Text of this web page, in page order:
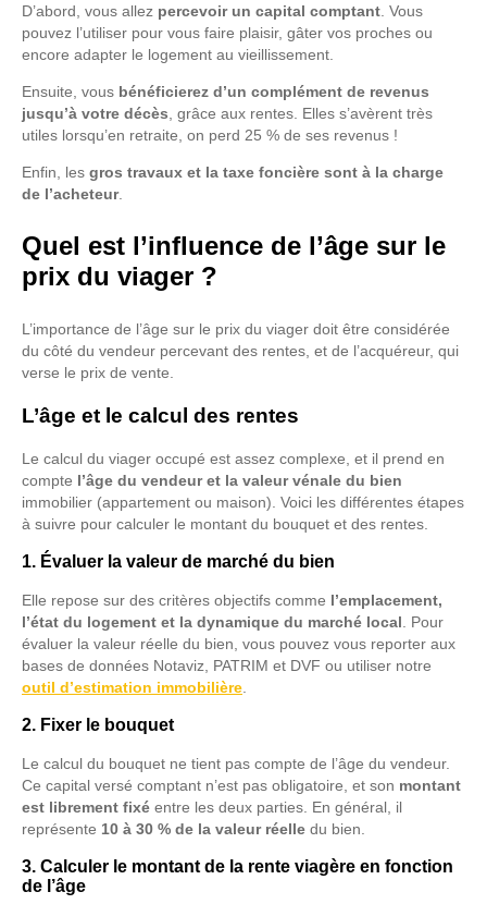
D’abord, vous allez percevoir un capital comptant . Vous
pouvez l’utiliser pour vous faire plaisir, gâter vos proches ou
encore adapter le logement au vieillissement.
Ensuite, vous bénéficierez d’un complément de revenus
jusqu’à votre décès , grâce aux rentes. Elles s’avèrent très
utiles lorsqu’en retraite, on perd 25 % de ses revenus !
Enfin, les gros travaux et la taxe foncière sont à la charge
de l’acheteur.
Quel est l’influence de l’âge sur le
prix du viager ?
L’importance de l’âge sur le prix du viager doit être considérée
du côté du vendeur percevant des rentes, et de l’acquéreur, qui
verse le prix de vente.
L’âge et le calcul des rentes
Le calcul du viager occupé est assez complexe, et il prend en
compte l’âge du vendeur et la valeur vénale du bien
immobilier (appartement ou maison). Voici les différentes étapes
à suivre pour calculer le montant du bouquet et des rentes.
1. Évaluer la valeur de marché du bien
Elle repose sur des critères objectifs comme l’emplacement,
l’état du logement et la dynamique du marché local. Pour
évaluer la valeur réelle du bien, vous pouvez vous reporter aux
bases de données Notaviz, PATRIM et DVF ou utiliser notre
outil d’estimation immobilière.
2. Fixer le bouquet
Le calcul du bouquet ne tient pas compte de l’âge du vendeur.
Ce capital versé comptant n’est pas obligatoire, et son montant
est librement fixé entre les deux parties. En général, il
représente 10 à 30 % de la valeur réelle du bien.
3. Calculer le montant de la rente viagère en fonction
de l’âge